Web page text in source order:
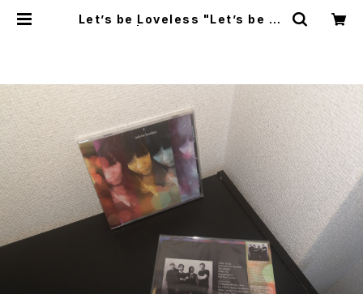
Let’s be Loveless "Let’s be Lo